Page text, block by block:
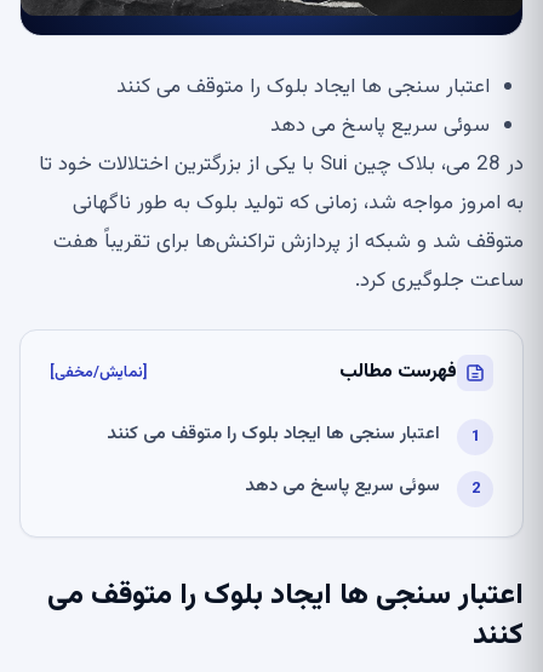
اعتبار سنجی ها ایجاد بلوک را متوقف می کنند
سوئی سریع پاسخ می دهد
در 28 می، بلاک چین Sui با یکی از بزرگترین اختلالات خود تا
به امروز مواجه شد، زمانی که تولید بلوک به طور ناگهانی
متوقف شد و شبکه از پردازش تراکنش‌ها برای تقریباً هفت
ساعت جلوگیری کرد.
فهرست مطالب [نمایش/مخفی]
اعتبار سنجی ها ایجاد بلوک را متوقف می کنند
سوئی سریع پاسخ می دهد
اعتبار سنجی ها ایجاد بلوک را متوقف می
کنند